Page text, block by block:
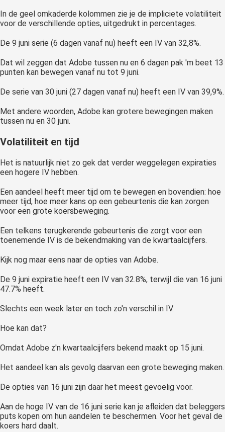
In de geel omkaderde kolommen zie je de impliciete volatiliteit
voor de verschillende opties, uitgedrukt in percentages.
De 9 juni serie (6 dagen vanaf nu) heeft een IV van 32,8%.
Dat wil zeggen dat Adobe tussen nu en 6 dagen pak 'm beet 13
punten kan bewegen vanaf nu tot 9 juni.
De serie van 30 juni (27 dagen vanaf nu) heeft een IV van 39,9%.
Met andere woorden, Adobe kan grotere bewegingen maken
tussen nu en 30 juni.
Volatiliteit en tijd
Het is natuurlijk niet zo gek dat verder weggelegen expiraties
een hogere IV hebben.
Een aandeel heeft meer tijd om te bewegen en bovendien: hoe
meer tijd, hoe meer kans op een gebeurtenis die kan zorgen
voor een grote koersbeweging.
Een telkens terugkerende gebeurtenis die zorgt voor een
toenemende IV is de bekendmaking van de kwartaalcijfers.
Kijk nog maar eens naar de opties van Adobe.
De 9 juni expiratie heeft een IV van 32.8%, terwijl die van 16 juni
47.7% heeft.
Slechts een week later en toch zo'n verschil in IV.
Hoe kan dat?
Omdat Adobe z'n kwartaalcijfers bekend maakt op 15 juni.
Het aandeel kan als gevolg daarvan een grote beweging maken.
De opties van 16 juni zijn daar het meest gevoelig voor.
Aan de hoge IV van de 16 juni serie kan je afleiden dat beleggers
puts kopen om hun aandelen te beschermen. Voor het geval de
koers hard daalt.